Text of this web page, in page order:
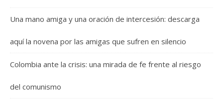
Una mano amiga y una oración de intercesión: descarga
aquí la novena por las amigas que sufren en silencio
Colombia ante la crisis: una mirada de fe frente al riesgo
del comunismo